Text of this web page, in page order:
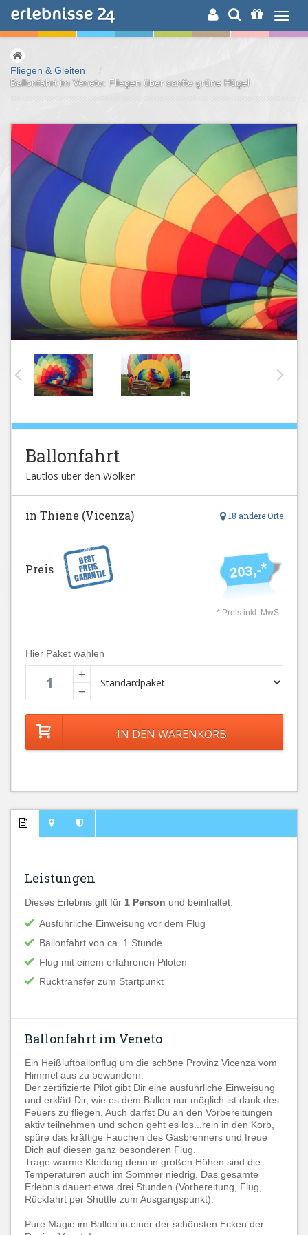
ERLEBNISSUCHE
Fliegen & Gleiten
/
Ballonfahrt im Veneto: Fliegen über sanfte grüne Hügel
Ballonfahrt
Lautlos über den Wolken
18 andere Orte
in Thiene (Vicenza)
203,-*
Preis
* Preis inkl. MwSt.
Hier Paket wählen
+
−
Leistungen
Dieses Erlebnis gilt für 1 Person und beinhaltet:
Ausführliche Einweisung vor dem Flug
Ballonfahrt von ca. 1 Stunde
Flug mit einem erfahrenen Piloten
Rücktransfer zum Startpunkt
Ballonfahrt im Veneto
Ein Heißluftballonflug um die schöne Provinz Vicenza vom
Himmel aus zu bewundern.
Der zertifizierte Pilot gibt Dir eine ausführliche Einweisung
und erklärt Dir, wie es dem Ballon nur möglich ist dank des
Feuers zu fliegen. Auch darfst Du an den Vorbereitungen
aktiv teilnehmen und schon geht es los...rein in den Korb,
spüre das kräftige Fauchen des Gasbrenners und freue
Dich auf diesen ganz besonderen Flug.
Trage warme Kleidung denn in großen Höhen sind die
Temperaturen auch im Sommer niedrig. Das gesamte
Erlebnis dauert etwa drei Stunden (Vorbereitung, Flug,
Rückfahrt per Shuttle zum Ausgangspunkt).
Pure Magie im Ballon in einer der schönsten Ecken der